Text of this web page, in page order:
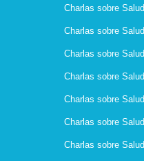
Charlas sobre
Charlas sobre
Charlas sobre
Charlas sobre
Charlas sobre
Charlas sobre
Charlas sobre